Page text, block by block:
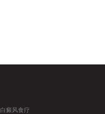
白癜风食疗